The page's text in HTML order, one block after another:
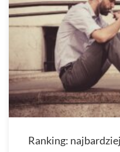
Ranking: